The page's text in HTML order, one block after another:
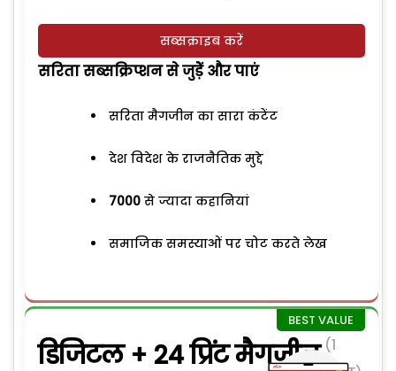
सब्सक्राइब करें
सरिता सब्सक्रिप्शन से जुड़ेें और पाएं
सरिता मैगजीन का सारा कंटेंट
देश विदेश के राजनैतिक मुद्दे
7000 से ज्यादा कहानियां
समाजिक समस्याओं पर चोट करते लेख
डिजिटल + 24 प्रिंट मैगजीन (1